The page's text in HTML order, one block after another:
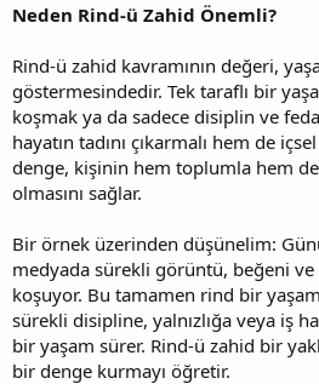
Neden Rind-ü Zahid Önemli?
Rind-ü zahid kavramının değeri,
göstermesindedir. Tek taraflı bir
koşmak ya da sadece disiplin ve
hayatın tadını çıkarmalı hem de
denge, kişinin hem toplumla hem de
olmasını sağlar.
Bir örnek üzerinden düşünelim:
medyada sürekli görüntü, beğeni
koşuyor. Bu tamamen rind bir
sürekli disipline, yalnızlığa veya iş
bir yaşam sürer. Rind-ü zahid bir
bir denge kurmayı öğretir.